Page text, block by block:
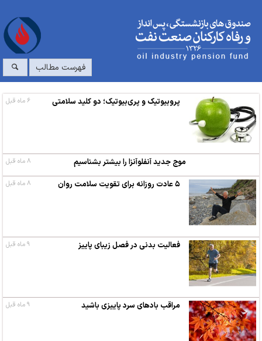
فهرست مطالب
پروبیوتیک و پری‌بیوتیک؛ دو کلید سلامتی ۶ ماه قبل
موج جدید آنفلوآنزا را بیشتر بشناسیم ۸ ماه قبل
۵ عادت روزانه برای تقویت سلامت روان ۸ ماه قبل
فعالیت بدنی در فصل زیبای پاییز ۹ ماه قبل
مراقب بادهای سرد پاییزی باشید ۹ ماه قبل